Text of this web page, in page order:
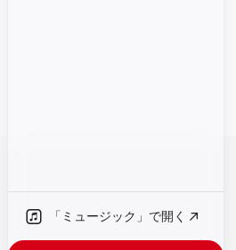
「ミュージック」で開く